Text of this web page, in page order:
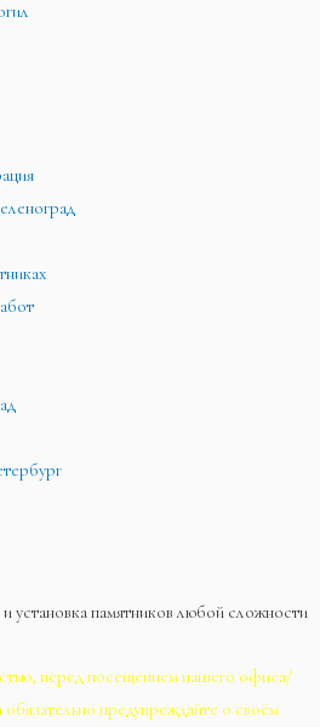
установка памятников любой сложности
перед посещением нашего офиса/
предупреждайте о своём